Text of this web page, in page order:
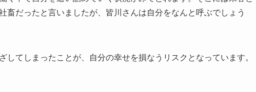
畜だったと言いましたが、皆川さんは自分をなんと呼ぶでしょう
してしまったことが、自分の幸せを損なうリスクとなっています。